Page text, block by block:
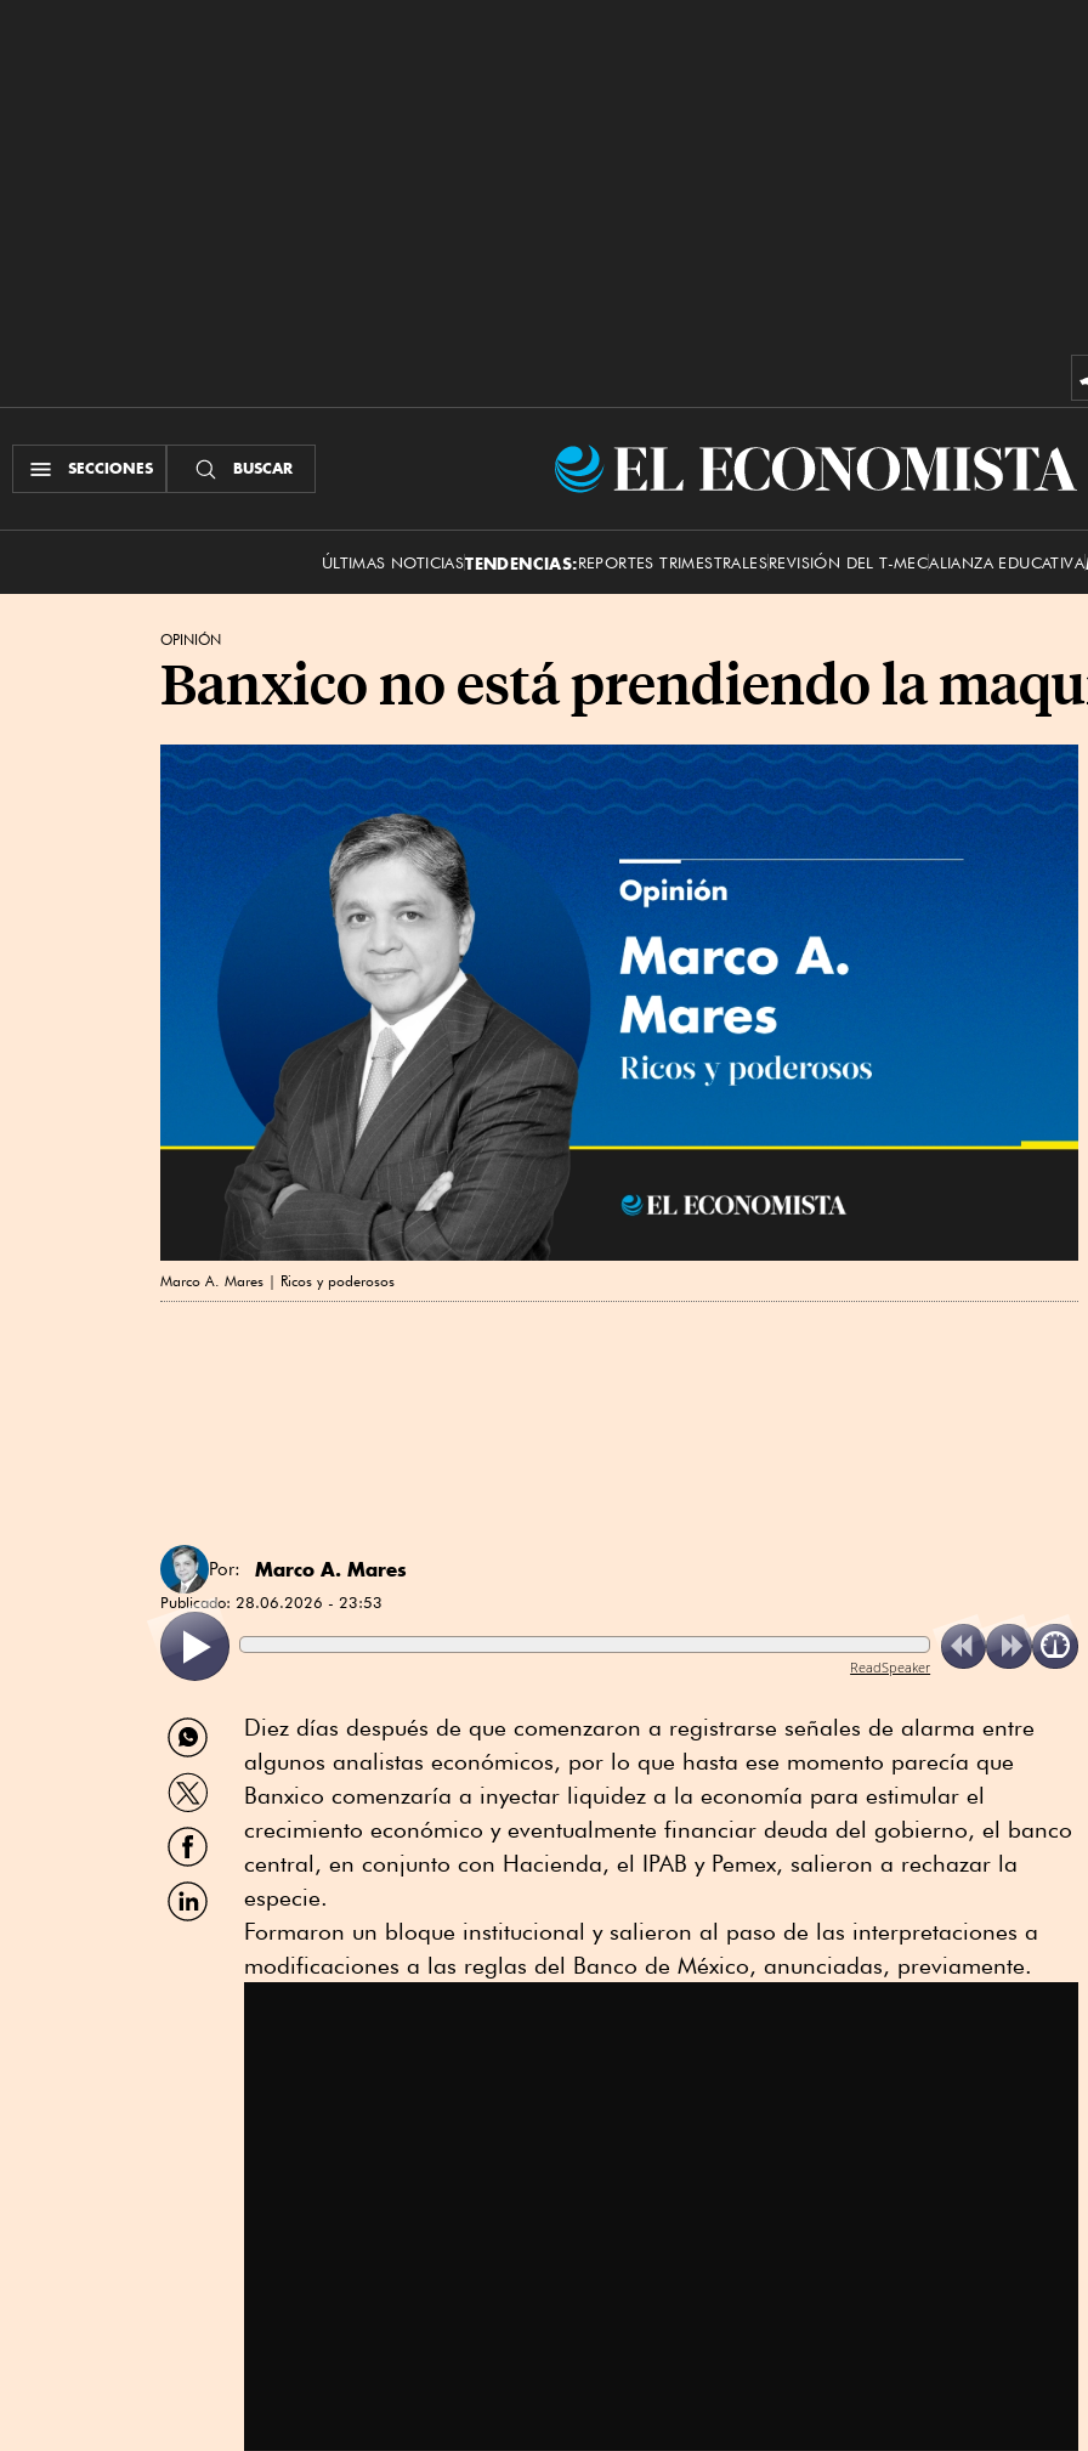
SECCIONES BUSCAR
El
ÚLTIMAS NOTICIASTENDENCIAS:REPORTES TRIMESTRALESREVISIÓN DEL T-MECALIANZA EDUCATIVA
OPINIÓN
Banxico no está prendiendo la
Marco A. Mares | Ricos y poderosos
Por: Marco A. Mares
Publicado: 28.06.2026 - 23:53
ReadSpeaker
Compartir
por
WhatsApp
Compartir
por
Twitter
Compartir
por
Facebook
Compartir
por
Diez días después de que comenzaron a registrarse señales de alarma entre
algunos analistas económicos, por lo que hasta ese momento parecía que
Banxico comenzaría a inyectar liquidez a la economía para estimular el
crecimiento económico y eventualmente financiar deuda del gobierno, el banco
central, en conjunto con Hacienda, el IPAB y Pemex, salieron a rechazar la
especie.
Formaron un bloque institucional y salieron al paso de las interpretaciones a
modificaciones a las reglas del Banco de México, anunciadas, previamente.